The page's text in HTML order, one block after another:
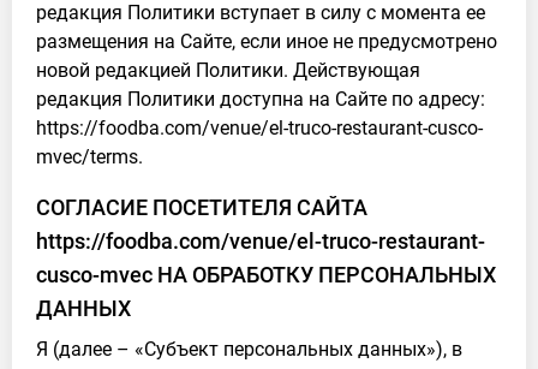
редакция Политики вступает в силу с момента ее
размещения на Сайте, если иное не предусмотрено
новой редакцией Политики. Действующая
редакция Политики доступна на Сайте по адресу:
https://foodba.com/venue/el-truco-restaurant-cusco-
mvec/terms.
СОГЛАСИЕ ПОСЕТИТЕЛЯ САЙТА
https://foodba.com/venue/el-truco-restaurant-
cusco-mvec НА ОБРАБОТКУ ПЕРСОНАЛЬНЫХ
ДАННЫХ
Я (далее – «Субъект персональных данных»), в